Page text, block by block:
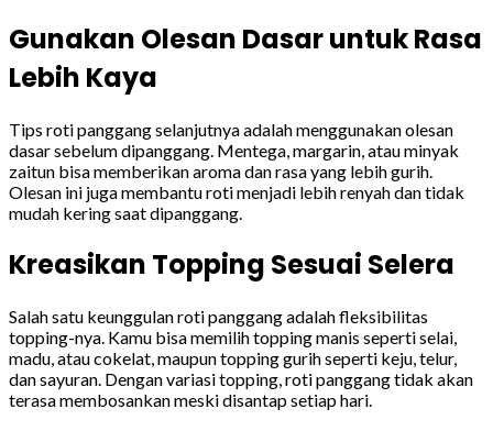
Gunakan Olesan Dasar untuk Rasa
Lebih Kaya
Tips roti panggang selanjutnya adalah menggunakan olesan
dasar sebelum dipanggang. Mentega, margarin, atau minyak
zaitun bisa memberikan aroma dan rasa yang lebih gurih.
Olesan ini juga membantu roti menjadi lebih renyah dan tidak
mudah kering saat dipanggang.
Kreasikan Topping Sesuai Selera
Salah satu keunggulan roti panggang adalah fleksibilitas
topping-nya. Kamu bisa memilih topping manis seperti selai,
madu, atau cokelat, maupun topping gurih seperti keju, telur,
dan sayuran. Dengan variasi topping, roti panggang tidak akan
terasa membosankan meski disantap setiap hari.